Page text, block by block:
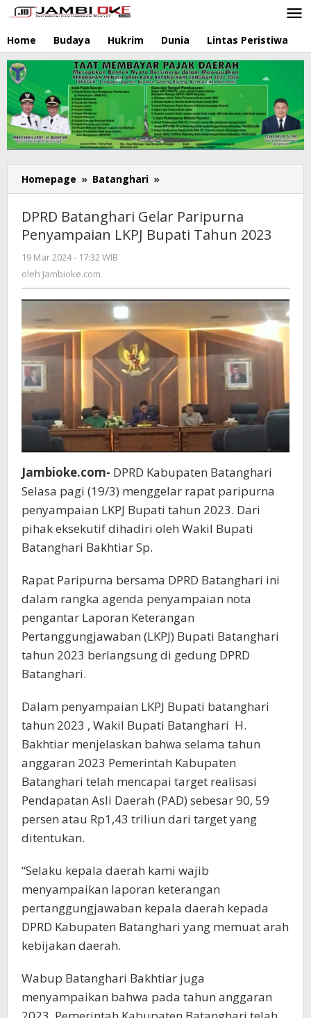
Lewati
ke
konten
Home Budaya Hukrim Dunia Lintas Peristiwa
Homepage » Batanghari »
Batanghari
Paripurna
Penyampaian
DPRD Batanghari Gelar Paripurna
Penyampaian LKPJ Bupati Tahun 2023
19 Mar 2024 - 17:32 WIB
oleh Jambioke.com
Jambioke.com- DPRD Kabupaten Batanghari
Selasa pagi (19/3) menggelar rapat paripurna
penyampaian LKPJ Bupati tahun 2023. Dari
pihak eksekutif dihadiri oleh Wakil Bupati
Batanghari Bakhtiar Sp.
Rapat Paripurna bersama DPRD Batanghari ini
dalam rangka agenda penyampaian nota
pengantar Laporan Keterangan
Pertanggungjawaban (LKPJ) Bupati Batanghari
tahun 2023 berlangsung di gedung DPRD
Batanghari.
Dalam penyampaian LKPJ Bupati batanghari
tahun 2023 , Wakil Bupati Batanghari H.
Bakhtiar menjelaskan bahwa selama tahun
anggaran 2023 Pemerintah Kabupaten
Batanghari telah mencapai target realisasi
Pendapatan Asli Daerah (PAD) sebesar 90, 59
persen atau Rp1,43 triliun dari target yang
ditentukan.
“Selaku kepala daerah kami wajib
menyampaikan laporan keterangan
pertanggungjawaban kepala daerah kepada
DPRD Kabupaten Batanghari yang memuat arah
kebijakan daerah.
Wabup Batanghari Bakhtiar juga
menyampaikan bahwa pada tahun anggaran